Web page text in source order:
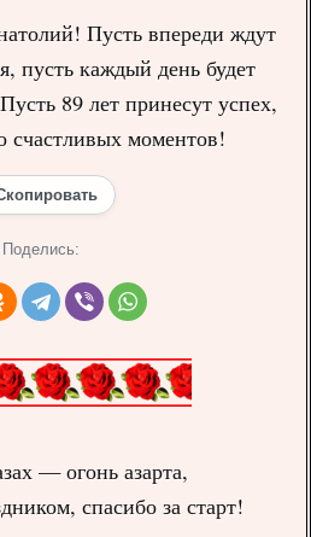
Пусть впереди ждут
пусть каждый день будет
89 лет принесут успех,
счастливых моментов!
Поделись:
— огонь азарта,
спасибо за старт!